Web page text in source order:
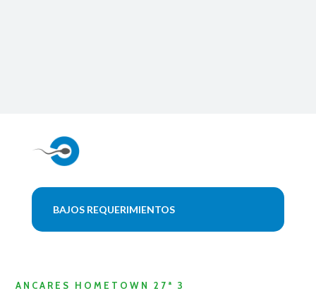
BAJOS REQUERIMIENTOS
ANCARES HOMETOWN 27ª 3